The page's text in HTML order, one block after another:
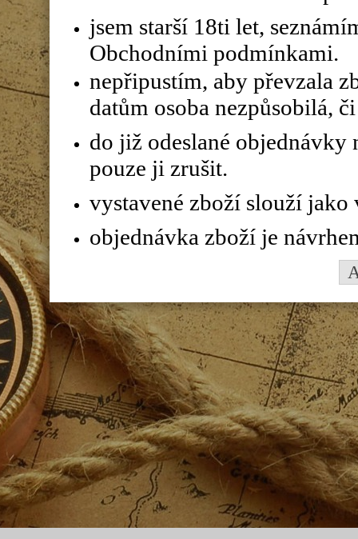
jsem starší 18ti let,
Obchodními podmínkami.
nepřipustím, aby převzala
datům osoba nezpůsobilá,
do již odeslané objednávky
pouze ji zrušit.
vystavené zboží slouží
objednávka zboží je